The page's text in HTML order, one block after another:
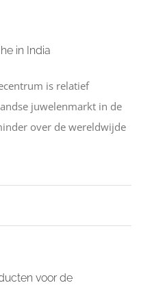
in India
is relatief
juwelenmarkt in de
over de wereldwijde
voor de